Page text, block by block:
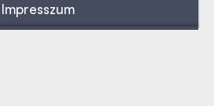
Impresszum